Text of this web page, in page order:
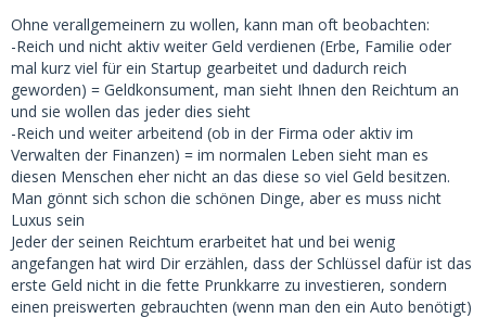
Ohne verallgemeinern zu wollen, kann man oft beobachten:
-Reich und nicht aktiv weiter Geld verdienen (Erbe, Familie oder
mal kurz viel für ein Startup gearbeitet und dadurch reich
geworden) = Geldkonsument, man sieht Ihnen den Reichtum an
und sie wollen das jeder dies sieht
-Reich und weiter arbeitend (ob in der Firma oder aktiv im
Verwalten der Finanzen) = im normalen Leben sieht man es
diesen Menschen eher nicht an das diese so viel Geld besitzen.
Man gönnt sich schon die schönen Dinge, aber es muss nicht
Luxus sein
Jeder der seinen Reichtum erarbeitet hat und bei wenig
angefangen hat wird Dir erzählen, dass der Schlüssel dafür ist das
erste Geld nicht in die fette Prunkkarre zu investieren, sondern
einen preiswerten gebrauchten (wenn man den ein Auto benötigt)